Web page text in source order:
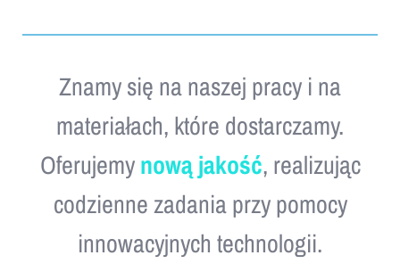
Znamy się na naszej pracy i na
materiałach, które dostarczamy.
Oferujemynową jakość, realizując
codzienne zadania przy pomocy
innowacyjnych technologii.